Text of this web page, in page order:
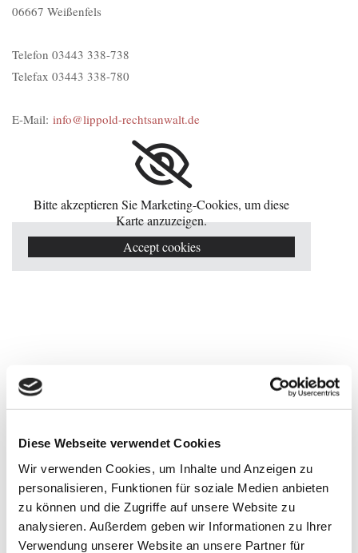
Diese Webseite verwendet Cookies
Wir verwenden Cookies, um Inhalte und Anzeigen zu
personalisieren, Funktionen für soziale Medien anbieten
zu können und die Zugriffe auf unsere Website zu
analysieren. Außerdem geben wir Informationen zu Ihrer
Verwendung unserer Website an unsere Partner für
06667 Weißenfels
Telefon 03443 338-738
Telefax 03443 338-780
E-Mail: info@lippold-rechtsanwalt.de
Bitte akzeptieren Sie Marketing-Cookies, um diese
Karte anzuzeigen.
Accept cookies
Gerne können Sie mir auch über mein Kontaktformular eine
Nachricht hinterlassen. Ich werde Ihre Anfrage schnellstmöglich
beantworten.